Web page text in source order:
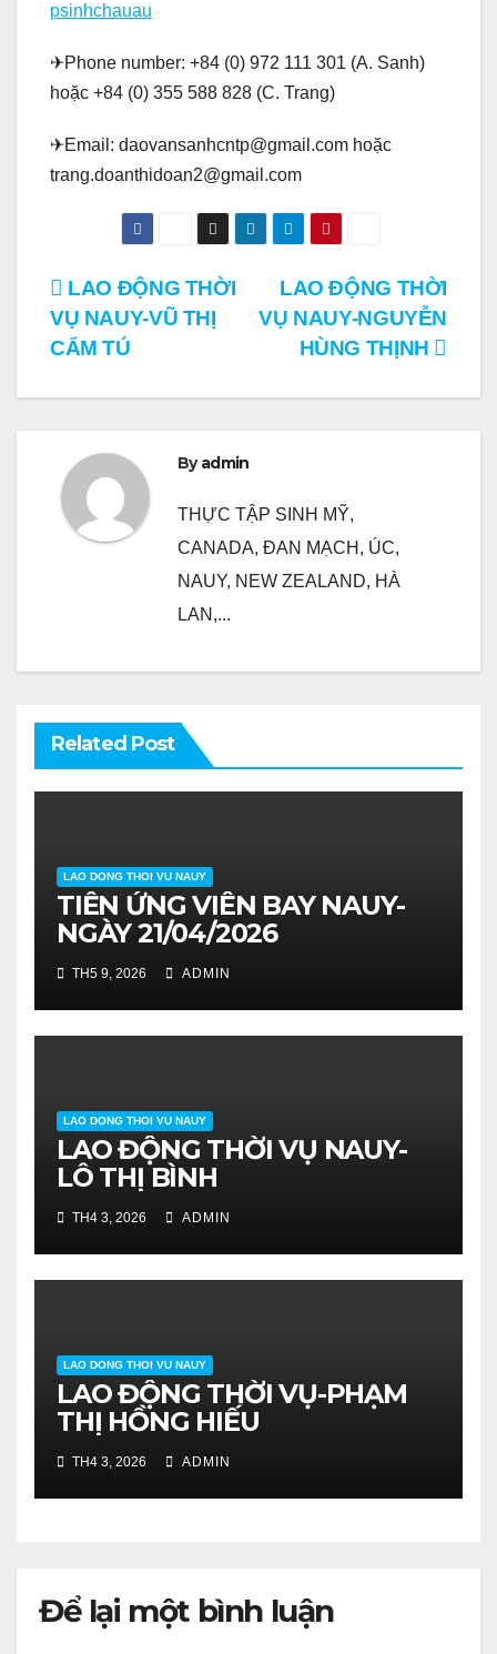
psinhchauau
✈Phone number: +84 (0) 972 111 301 (A. Sanh)
hoặc +84 (0) 355 588 828 (C. Trang)
✈Email: daovansanhcntp@gmail.com hoặc
trang.doanthidoan2@gmail.com
Điều
hướng
bài
LAO ĐỘNG THỜI
VỤ NAUY-NGUYỄN
HÙNG THỊNH
LAO ĐỘNG THỜI
VỤ NAUY-VŨ THỊ
CẨM TÚ
Byadmin
THỰC TẬP SINH MỸ,
CANADA, ĐAN MẠCH, ÚC,
NAUY, NEW ZEALAND, HÀ
LAN,...
Related Post
LAO DONG THOI VU NAUY
TIỄN ỨNG VIÊN BAY NAUY-
NGÀY 21/04/2026
TH5 9, 2026 ADMIN
LAO DONG THOI VU NAUY
LAO ĐỘNG THỜI VỤ NAUY-
LÔ THỊ BÌNH
TH4 3, 2026 ADMIN
LAO DONG THOI VU NAUY
LAO ĐỘNG THỜI VỤ-PHẠM
THỊ HỒNG HIẾU
TH4 3, 2026 ADMIN
Để lại một bình luận